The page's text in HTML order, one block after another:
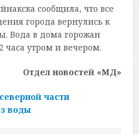
сообщила, что все
города вернулись к
Вода в дома горожан
часа утром и вечером.
Отдел новостей «МД»
части
воды